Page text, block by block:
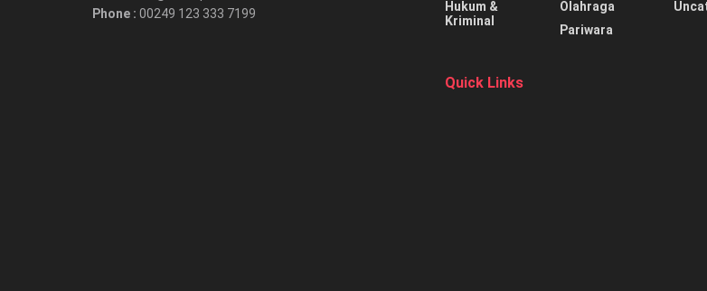
Phone : 00249 123 333 7199
Hukum &
Kriminal
Olahraga
Pariwara
Quick Links